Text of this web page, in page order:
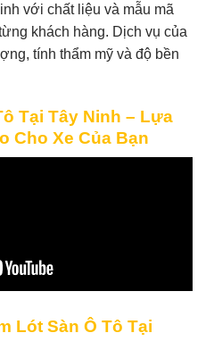
với chất liệu và mẫu mã
khách hàng. Dịch vụ của
tính thẩm mỹ và độ bền
Tại Tây Ninh – Lựa
Cho Xe Của Bạn
Lót Sàn Ô Tô Tại